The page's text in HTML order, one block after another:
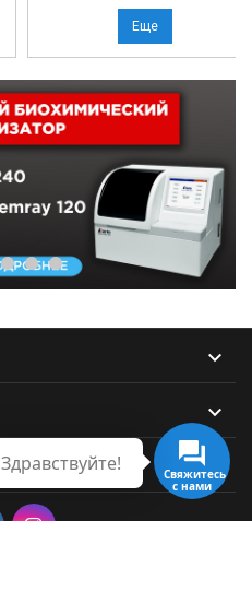
Еще



Свяжитесь
с нами
Здравствуйте!